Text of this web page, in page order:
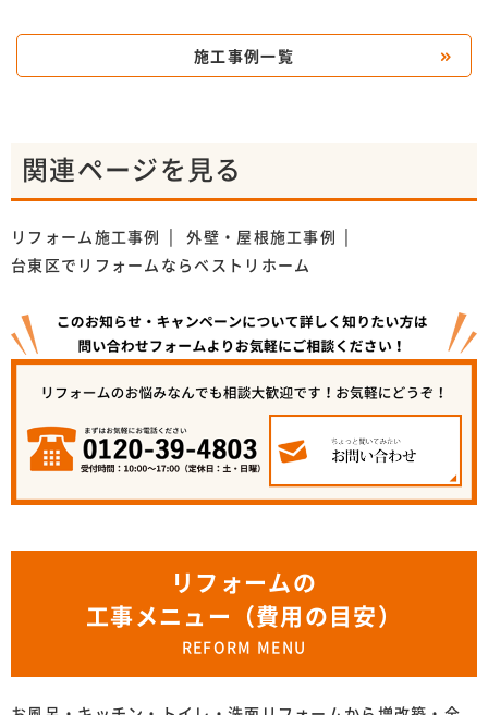
施工事例一覧
関連ページを見る
リフォーム施工事例
外壁・屋根施工事例
台東区でリフォームならベストリホーム
リフォームの
工事メニュー（費用の目安）
REFORM MENU